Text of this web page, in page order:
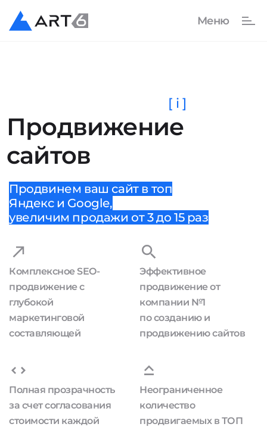
Продвижение
сайтов
[ i ]
Продвинем ваш сайт в топ
Яндекс и Google,
увеличим продажи от 3 до 15 раз
Комплексное SEO-
продвижение с
глубокой
маркетинговой
составляющей
Эффективное
продвижение от
компании №1
по созданию и
продвижению сайтов
Полная прозрачность
за счет согласования
стоимости каждой
Неограниченное
количество
продвигаемых в ТОП